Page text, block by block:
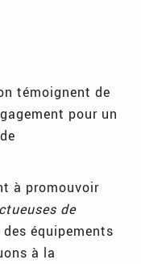
témoignent de
pour un
à promouvoir
de
équipements
à la